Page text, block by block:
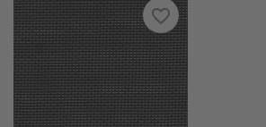
favorite_border